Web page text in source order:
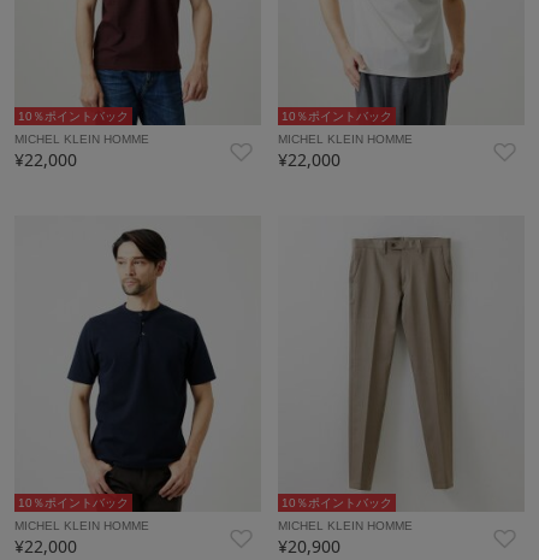
10％ポイントバック
MICHEL KLEIN HOMME
¥22,000
10％ポイントバック
MICHEL KLEIN HOMME
¥22,000
10％ポイントバック
MICHEL KLEIN HOMME
¥22,000
10％ポイントバック
MICHEL KLEIN HOMME
¥20,900